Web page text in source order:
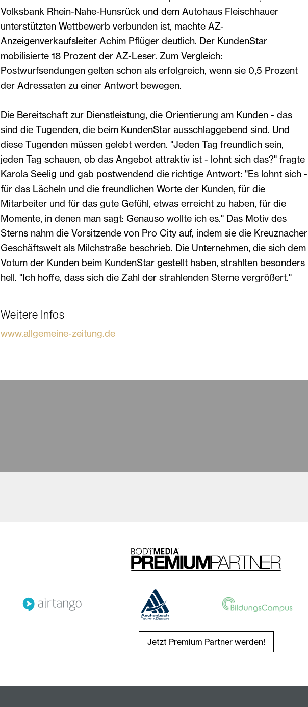
Volksbank Rhein-Nahe-Hunsrück und dem Autohaus Fleischhauer
unterstützten Wettbewerb verbunden ist, machte AZ-
Anzeigenverkaufsleiter Achim Pflüger deutlich. Der KundenStar
mobilisierte 18 Prozent der AZ-Leser. Zum Vergleich:
Postwurfsendungen gelten schon als erfolgreich, wenn sie 0,5 Prozent
der Adressaten zu einer Antwort bewegen.
Die Bereitschaft zur Dienstleistung, die Orientierung am Kunden - das
sind die Tugenden, die beim KundenStar ausschlaggebend sind. Und
diese Tugenden müssen gelebt werden. "Jeden Tag freundlich sein,
jeden Tag schauen, ob das Angebot attraktiv ist - lohnt sich das?" fragte
Karola Seelig und gab postwendend die richtige Antwort: "Es lohnt sich -
für das Lächeln und die freundlichen Worte der Kunden, für die
Mitarbeiter und für das gute Gefühl, etwas erreicht zu haben, für die
Momente, in denen man sagt: Genauso wollte ich es." Das Motiv des
Sterns nahm die Vorsitzende von Pro City auf, indem sie die Kreuznacher
Geschäftswelt als Milchstraße beschrieb. Die Unternehmen, die sich dem
Votum der Kunden beim KundenStar gestellt haben, strahlten besonders
hell. "Ich hoffe, dass sich die Zahl der strahlenden Sterne vergrößert."
Weitere Infos
www.allgemeine-zeitung.de
Jetzt Premium Partner werden!